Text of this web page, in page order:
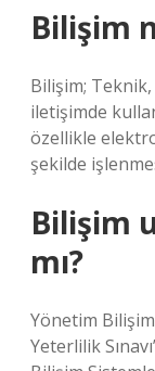
Bilişim
Bilişim;
iletişimde
özellikle
şekilde
Bilişim
mı?
Yönetim
Yeterlilik